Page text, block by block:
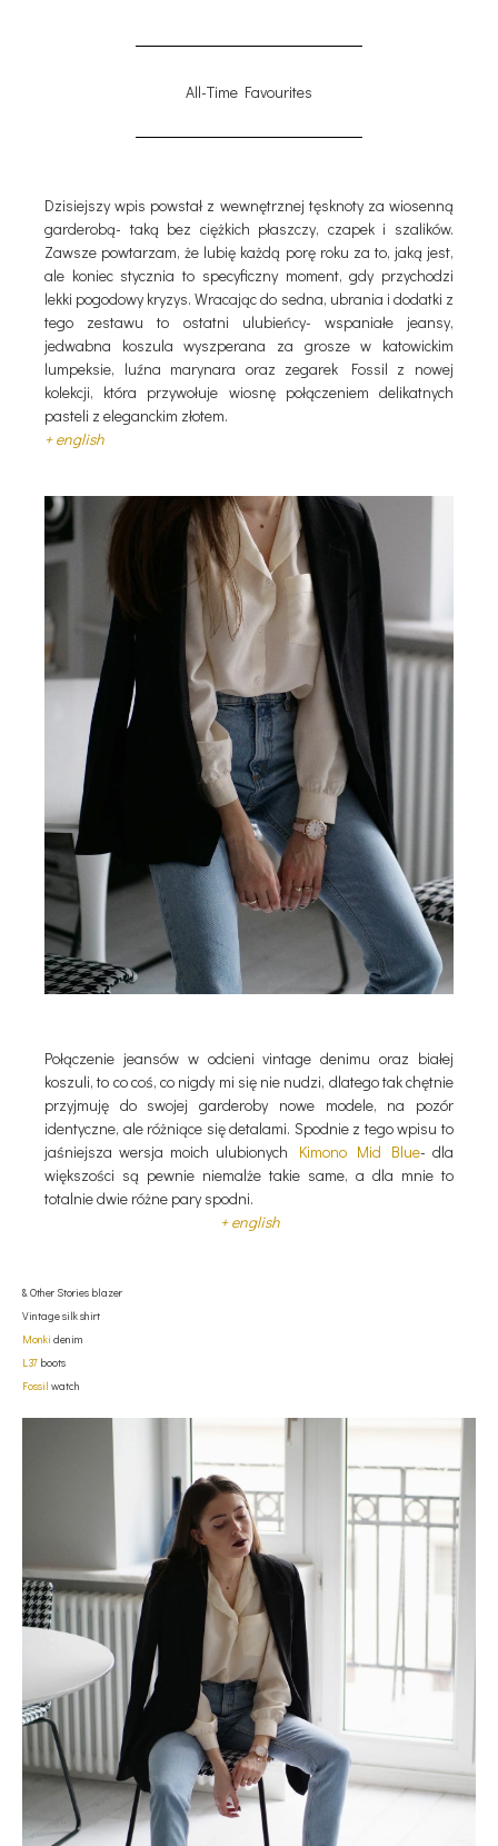
All-Time Favourites
Dzisiejszy wpis powstał z wewnętrznej tęsknoty za wiosenną
garderobą- taką bez ciężkich płaszczy, czapek i szalików.
Zawsze powtarzam, że lubię każdą porę roku za to, jaką jest,
ale koniec stycznia to specyficzny moment, gdy przychodzi
lekki pogodowy kryzys. Wracając do sedna, ubrania i dodatki z
tego zestawu to ostatni ulubieńcy- wspaniałe jeansy,
jedwabna koszula wyszperana za grosze w katowickim
lumpeksie, luźna marynara oraz zegarek Fossil z nowej
kolekcji, która przywołuje wiosnę połączeniem delikatnych
pasteli z eleganckim złotem.
+ english
Połączenie jeansów w odcieni vintage denimu oraz białej
koszuli, to co coś, co nigdy mi się nie nudzi, dlatego tak chętnie
przyjmuję do swojej garderoby nowe modele, na pozór
identyczne, ale różniące się detalami. Spodnie z tego wpisu to
jaśniejsza wersja moich ulubionych Kimono Mid Blue- dla
większości są pewnie niemalże takie same, a dla mnie to
totalnie dwie różne pary spodni.
+ english
& Other Stories blazer
Vintage silk shirt
Monki denim
L37 boots
Fossil watch